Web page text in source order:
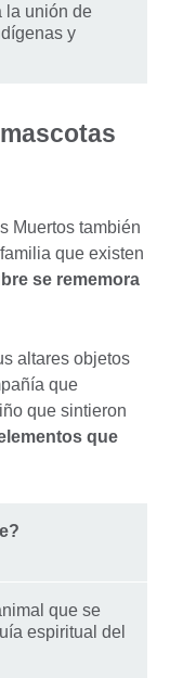
la unión de
y
Muertos también
que existen
se rememora
altares objetos
que
que sintieron
que
que se
espiritual del